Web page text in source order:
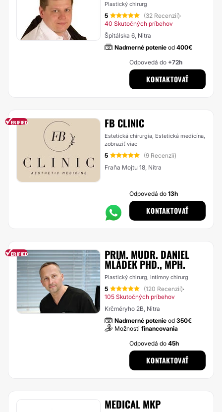
Plastický chirurg
5 (32 Recenzií)·
40 Skutočných príbehov
Špitálska 6, Nitra
Nadmerné potenie od 400€
Odpovedá do +72h
KONTAKTOVAŤ
FB CLINIC
Estetická chirurgia, Estetická medicína,
zobraziť viac
5
(9 Recenzií)
Fraňa Mojtu 18, Nitra
Odpovedá do13h
KONTAKTOVAŤ
PRIM. MUDR. DANIEL
MLÁDEK PHD., MPH.
Plastický chirurg, Intímny chirurg
5 (120 Recenzií)·
105 Skutočných príbehov
Krčméryho 2B, Nitra
Nadmerné potenie od 350€
Možnosti financovania
Odpovedá do45h
KONTAKTOVAŤ
MEDICAL MKP